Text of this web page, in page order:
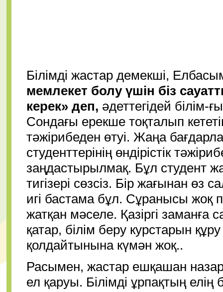
Білімді жастар демекші,
мемлекет болу үшін біз
керек» деп, әдеттегідей
Сондағы ерекше тоқталып
тәжірибеден өтуі. Жаңа
студенттерінің өндірістік
заңдастырылмақ. Бұл студент
тигізері сөзсіз. Бір жағынан
игі бастама бұл. Сұранысы жоқ
жатқан мәселе. Қазіргі заманға
қатар, білім беру курстарын
қолдайтынына күмән жоқ..
Расымен, жастар ешқашан
ел қаруы. Білімді ұрпақтың елің